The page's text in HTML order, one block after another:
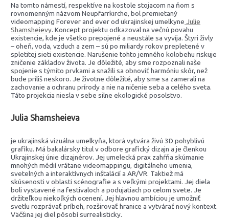
Na tomto námestí, respektíve na kostole stojacom na ňom s
rovnomenným názvom Neupfarrkirche, bol premietaný
videomapping Forever and ever od ukrajinskej umelkyne Julie
Shamsheievy. Koncept projektu odkazoval na večnú povahu
existencie, kde je všetko prepojené a neustále sa vyvíja. Štyri živly
– oheň, voda, vzduch a zem – sú po miliardy rokov prepletené v
spletitej sieti existencie. Narušenie tohto jemného kolobehu riskuje
zničenie základov života. Je dôležité, aby sme rozpoznali naše
spojenie s týmito prvkami a snažili sa obnoviť harmóniu skôr, než
bude príliš neskoro. Je životne dôležité, aby sme sa zamerali na
zachovanie a ochranu prírody a nie na ničenie seba a celého sveta.
Táto projekcia niesla v sebe silne ekologické posolstvo.
Julia Shamsheieva
je ukrajinská vizuálna umelkyňa, ktorá vytvára živú 3D pohyblivú
grafiku. Má bakalársky titul v odbore grafický dizajn a je členkou
Ukrajinskej únie dizajnérov. Jej umelecká prax zahŕňa skúmanie
mnohých médií vrátane videomappingu, digitálneho umenia,
svetelných a interaktívnych inštalácií a AR/VR. Taktiež má
skúsenosti v oblasti scénografie a s veľkými projektami. Jej diela
boli vystavené na festivaloch a podujatiach po celom svete. Je
držiteľkou niekoľkých ocenení. Jej hlavnou ambíciou je umožniť
svetlu rozprávať príbeh, rozširovať hranice a vytvárať nový kontext.
Väčšina jej diel pôsobí surrealisticky.